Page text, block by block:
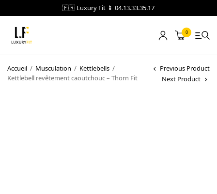
🇫🇷 Luxury Fit 📱 04.13.33.35.17
0
Accueil / Musculation / Kettlebells /
Kettlebell revêtement caoutchouc – Thorn Fit
Previous Product
Next Product
LOCATION